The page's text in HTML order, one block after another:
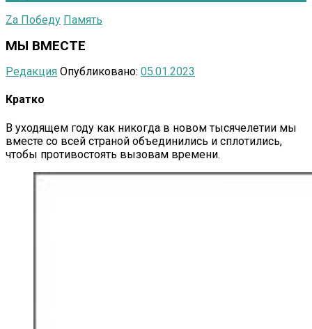
Zа Победу Память
МЫ ВМЕСТЕ
Редакция Опубликовано: 05.01.2023
Кратко
В уходящем году как никогда в новом тысячелетии мы
вместе со всей страной объединились и сплотились,
чтобы противостоять вызовам времени.